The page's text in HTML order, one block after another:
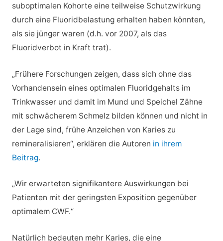
suboptimalen Kohorte eine teilweise Schutzwirkung
durch eine Fluoridbelastung erhalten haben könnten,
als sie jünger waren (d.h. vor 2007, als das
Fluoridverbot in Kraft trat).
„Frühere Forschungen zeigen, dass sich ohne das
Vorhandensein eines optimalen Fluoridgehalts im
Trinkwasser und damit im Mund und Speichel Zähne
mit schwächerem Schmelz bilden können und nicht in
der Lage sind, frühe Anzeichen von Karies zu
remineralisieren“, erklären die Autoren in ihrem
Beitrag.
„Wir erwarteten signifikantere Auswirkungen bei
Patienten mit der geringsten Exposition gegenüber
optimalem CWF.“
Natürlich bedeuten mehr Karies, die eine